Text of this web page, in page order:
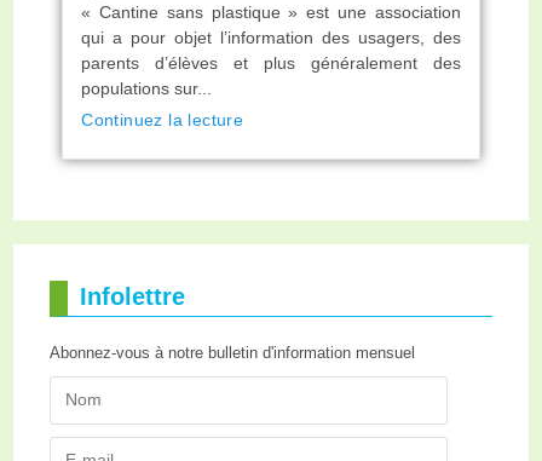
« Cantine sans plastique » est une association
qui a pour objet l’information des usagers, des
parents d’élèves et plus généralement des
populations sur...
Continuez la lecture
Infolettre
Abonnez-vous à notre bulletin d'information mensuel